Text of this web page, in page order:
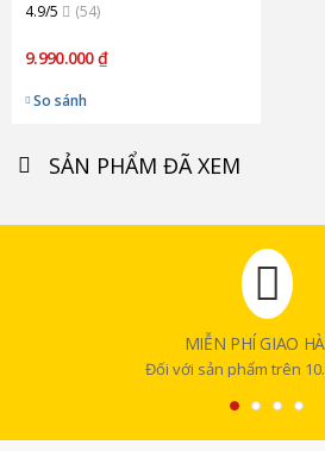
4.9/5
(54)
9.990.000 ₫
So sánh
SẢN PHẨM ĐÃ XEM
MIỄN PHÍ GIAO
Đối với sản phẩm trên